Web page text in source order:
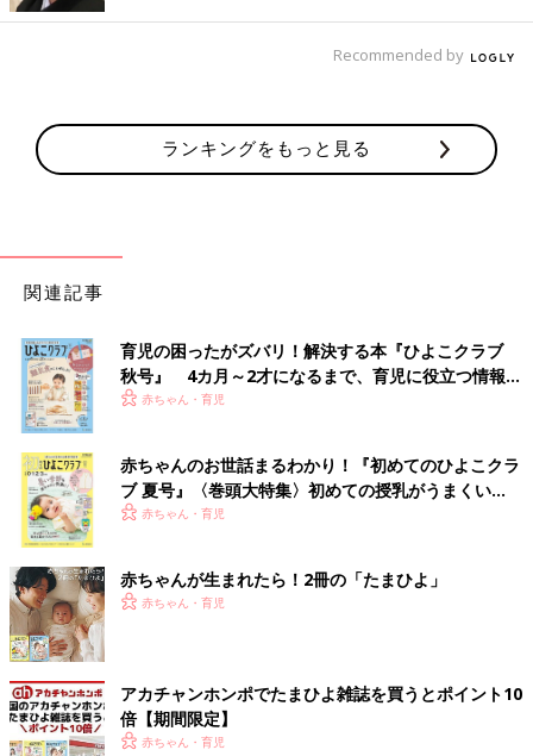
Recommended by
ランキングをもっと見る
関連記事
育児の困ったがズバリ！解決する本『ひよこクラブ
秋号』 4カ月～2才になるまで、育児に役立つ情報が
いっぱい！
赤ちゃん・育児
赤ちゃんのお世話まるわかり！『初めてのひよこクラ
ブ 夏号』〈巻頭大特集〉初めての授乳がうまくい
く！ おっぱい・ミルクの基本と夏のトラブル 解決テ
赤ちゃん・育児
赤ちゃんが生まれたら！2冊の「たまひよ」
赤ちゃん・育児
アカチャンホンポでたまひよ雑誌を買うとポイント10
倍【期間限定】
赤ちゃん・育児